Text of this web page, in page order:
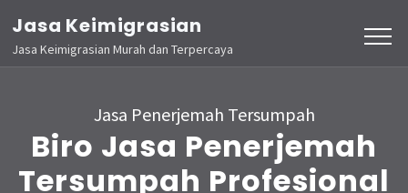
Lompat
ke
konten
Jasa Keimigrasian
Jasa Keimigrasian Murah dan Terpercaya
Jasa Penerjemah Tersumpah
Biro Jasa Penerjemah
Tersumpah Profesional